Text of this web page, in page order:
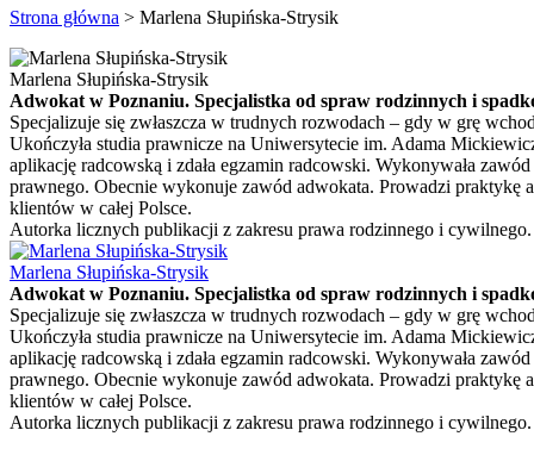
Strona główna > Marlena Słupińska-Strysik
Marlena Słupińska-Strysik
Adwokat w Poznaniu. Specjalistka od spraw rodzinnych i
Specjalizuje się zwłaszcza w trudnych rozwodach – gdy w grę
Ukończyła studia prawnicze na Uniwersytecie im. Adama
aplikację radcowską i zdała egzamin radcowski. Wykonywała
prawnego. Obecnie wykonuje zawód adwokata. Prowadzi praktykę
klientów w całej Polsce.
Autorka licznych publikacji z zakresu prawa rodzinnego i cywilnego.
Marlena Słupińska-Strysik
Adwokat w Poznaniu. Specjalistka od spraw rodzinnych i
Specjalizuje się zwłaszcza w trudnych rozwodach – gdy w grę
Ukończyła studia prawnicze na Uniwersytecie im. Adama
aplikację radcowską i zdała egzamin radcowski. Wykonywała
prawnego. Obecnie wykonuje zawód adwokata. Prowadzi praktykę
klientów w całej Polsce.
Autorka licznych publikacji z zakresu prawa rodzinnego i cywilnego.